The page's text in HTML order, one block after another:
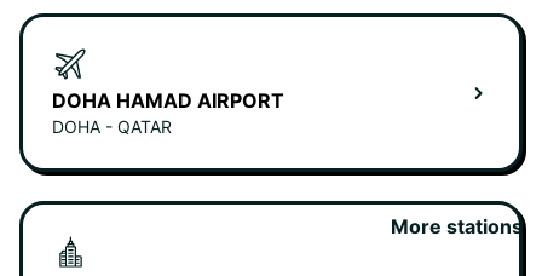
DOHA HAMAD AIRPORT
DOHA - QATAR
More stations